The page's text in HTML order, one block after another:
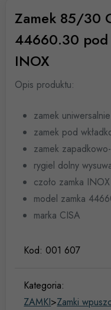
Zamek 85/30
44660.30 pod
INOX
Opis produktu:
zamek
zamek pod
zamek
rygiel dolny
czoło zamka
model zamka
marka CISA
Kod: 001 607
Kategoria:
ZAMKI>Zamki